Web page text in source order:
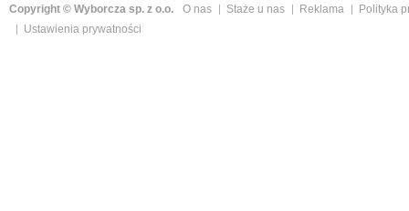
Copyright © Wyborcza sp. z o.o. O nas Staże u nas Reklama
Polityka
Ustawienia prywatności